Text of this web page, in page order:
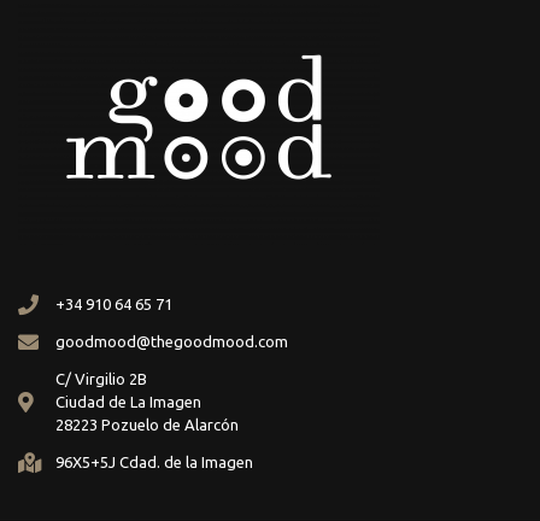
+34 910 64 65 71
goodmood@thegoodmood.com
C/ Virgilio 2B
Ciudad de La Imagen
28223 Pozuelo de Alarcón
96X5+5J Cdad. de la Imagen